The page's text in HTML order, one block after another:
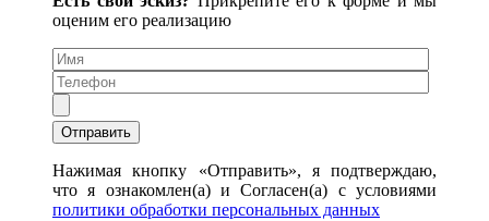
оценим его реализацию
Нажимая кнопку «Отправить», я подтверждаю,
что я ознакомлен(а) и Согласен(а) с условиями
политики обработки персональных данных